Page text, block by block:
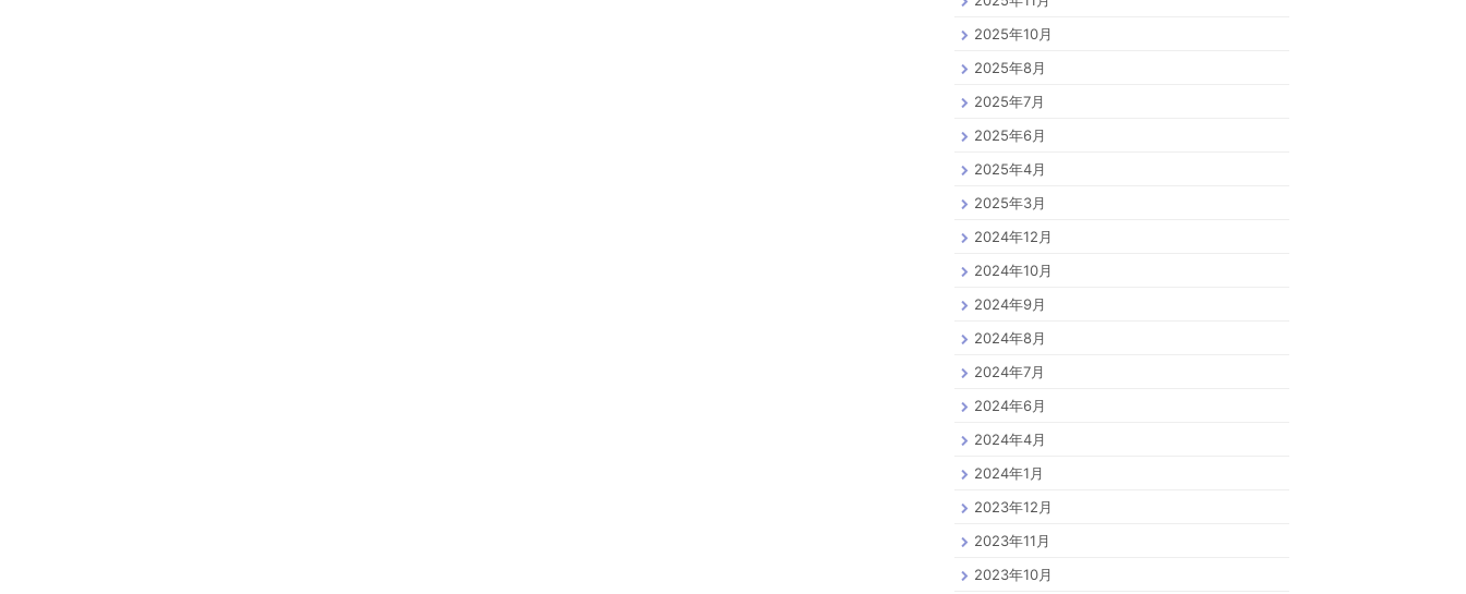
2025年10月
2025年8月
2025年7月
2025年6月
2025年4月
2025年3月
2024年12月
2024年10月
2024年9月
2024年8月
2024年7月
2024年6月
2024年4月
2024年1月
2023年12月
2023年11月
2023年10月